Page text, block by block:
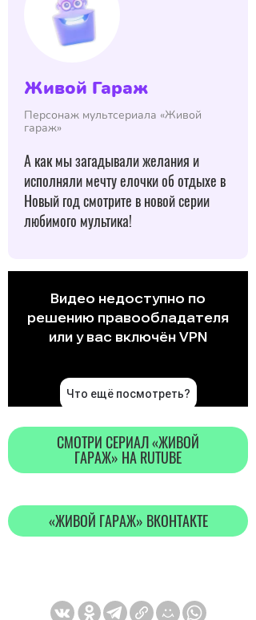
Живой Гараж
Персонаж мультсериала «Живой
гараж»
А как мы загадывали желания и
исполняли мечту елочки об отдыхе в
Новый год смотрите в новой серии
любимого мультика!
CМОТРИ СЕРИАЛ «ЖИВОЙ
ГАРАЖ» НА RUTUBE
«ЖИВОЙ ГАРАЖ» ВКОНТАКТЕ